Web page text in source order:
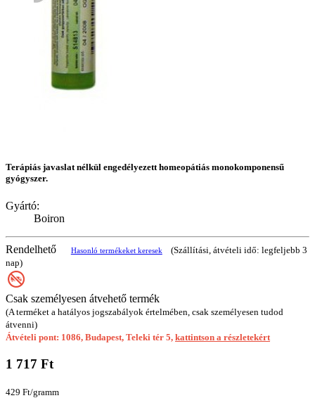
Terápiás javaslat nélkül engedélyezett homeopátiás monokomponensű
gyógyszer.
Gyártó:
Boiron
Rendelhető Hasonló termékeket keresek
(Szállítási, átvételi idő: legfeljebb 3
nap)
Csak személyesen átvehető termék
(A terméket a hatályos jogszabályok értelmében, csak személyesen tudod
átvenni)
Átvételi pont: 1086, Budapest, Teleki tér 5, kattintson a részletekért
1 717 Ft
429 Ft/gramm